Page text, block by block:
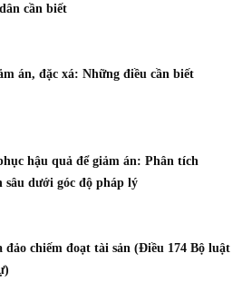
cần biết
án, đặc xá: Những điều cần biết
hậu quả để giảm án: Phân tích
sâu dưới góc độ pháp lý
đảo chiếm đoạt tài sản (Điều 174 Bộ luật